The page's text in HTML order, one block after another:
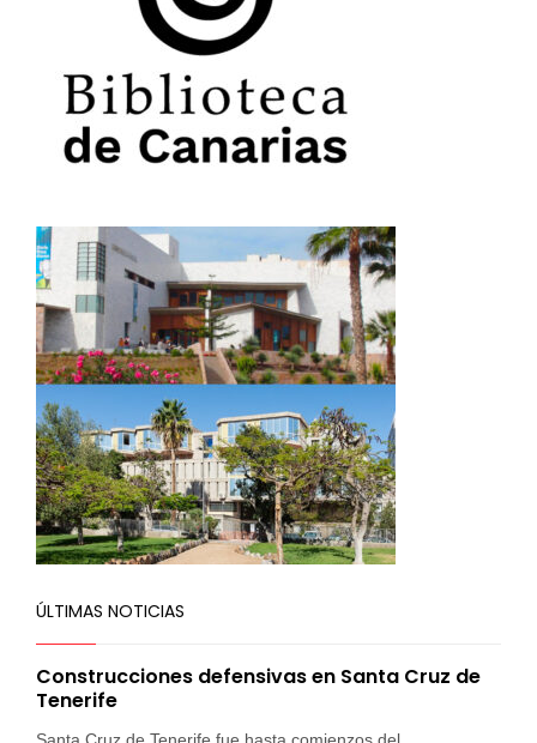
ÚLTIMAS NOTICIAS
Construcciones defensivas en Santa Cruz de
Tenerife